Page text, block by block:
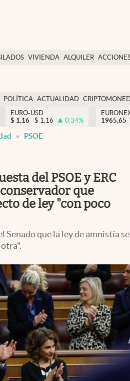
VIVIENDA ALQUILER
USA
POLÍTICA ACTUALIDAD
EURO-USD
$ 1,16 $ 1,16 0.34%
1965,65
PSOE
del PSOE y ERC
que
de ley "con poco
Senado que la ley de amnistía se